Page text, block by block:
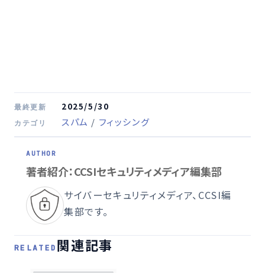
最終更新 2025/5/30
カテゴリ スパム / フィッシング
著者紹介：CCSIセキュリティメディア編集部
サイバーセキュリティメディア、CCSI編
集部です。
RELATED 関連記事